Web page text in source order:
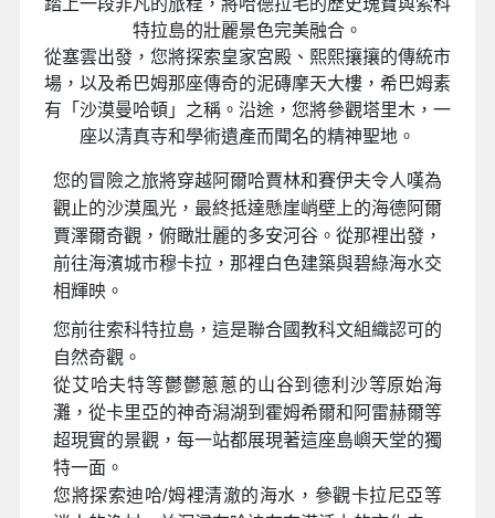
踏上一段非凡的旅程，將哈德拉毛的歷史瑰寶與索科
特拉島的壯麗景色完美融合。
從塞雲出發，您將探索皇家宮殿、熙熙攘攘的傳統市
場，以及希巴姆那座傳奇的泥磚摩天大樓，希巴姆素
有「沙漠曼哈頓」之稱。沿途，您將參觀塔里木，一
座以清真寺和學術遺產而聞名的精神聖地。
您的冒險之旅將穿越阿爾哈賈林和賽伊夫令人嘆為
觀止的沙漠風光，最終抵達懸崖峭壁上的海德阿爾
賈澤爾奇觀，俯瞰壯麗的多安河谷。從那裡出發，
前往海濱城市穆卡拉，那裡白色建築與碧綠海水交
相輝映。
您前往索科特拉島，這是聯合國教科文組織認可的
自然奇觀。
從艾哈夫特等鬱鬱蔥蔥的山谷到德利沙等原始海
灘，從卡里亞的神奇潟湖到霍姆希爾和阿雷赫爾等
超現實的景觀，每一站都展現著這座島嶼天堂的獨
特一面。
您將探索迪哈/姆裡清澈的海水，參觀卡拉尼亞等